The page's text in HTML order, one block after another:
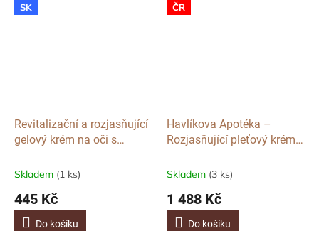
SK
Revitalizační a rozjasňující
gelový krém na oči s
Majestic, 30ml
Skladem (1 ks)
445 Kč
Do košíku
ČR
Havlíkova Apotéka –
Rozjasňující pleťový krém
Skladem (3 ks)
1 488 Kč
Do košíku